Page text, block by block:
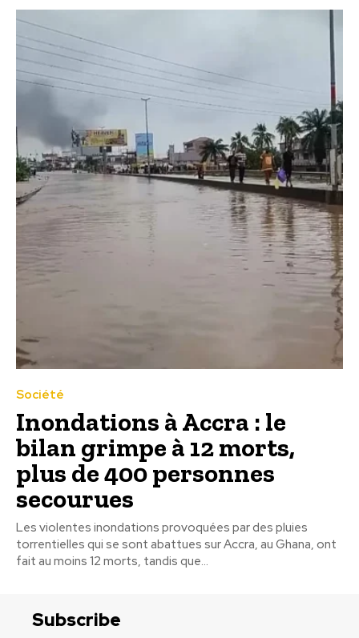
Société
Inondations à Accra : le
bilan grimpe à 12 morts,
plus de 400 personnes
secourues
Les violentes inondations provoquées par des pluies
torrentielles qui se sont abattues sur Accra, au Ghana, ont
fait au moins 12 morts, tandis que...
Subscribe